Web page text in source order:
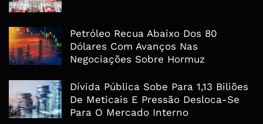
Petróleo Recua Abaixo Dos 80
Dólares Com Avanços Nas
Negociações Sobre Hormuz
Dívida Pública Sobe Para 1,13 Biliões
De Meticais E Pressão Desloca-Se
Para O Mercado Interno